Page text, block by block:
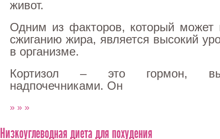
живот.
Одним из факторов, который может
сжиганию жира, является высокий
в организме.
Кортизол – это гормон,
надпочечниками. Он
» » »
Низкоуглеводная диета для похудения